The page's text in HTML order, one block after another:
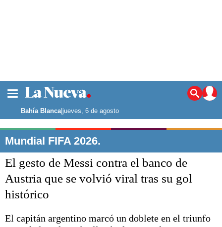
Noticias
La ciudad
Punta Alta
El país
El mundo
Seguridad
Liga del Sur
Bahía Blanca|jueves, 6 de agosto
Mundial FIFA 2026.
El gesto de Messi contra el banco de
Austria que se volvió viral tras su gol
histórico
El capitán argentino marcó un doblete en el triunfo